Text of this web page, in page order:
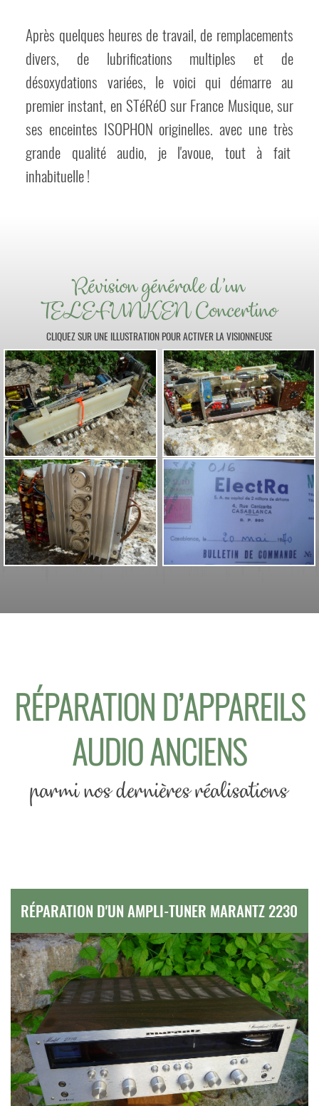
Après quelques heures de travail, de remplacements
divers, de lubrifications multiples et de
désoxydations variées, le voici qui démarre au
premier instant, en STéRéO sur France Musique, sur
ses enceintes ISOPHON originelles. avec une très
grande qualité audio, je l'avoue, tout à fait
inhabituelle !
Révision générale d'un
TELEFUNKEN Concertino
CLIQUEZ SUR UNE ILLUSTRATION POUR ACTIVER LA VISIONNEUSE
RÉPARATION D’APPAREILS
AUDIO ANCIENS
parmi nos dernières réalisations
RÉPARATION D'UN AMPLI-TUNER MARANTZ 2230